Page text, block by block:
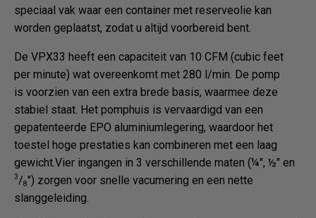
speciaal vak waar een container met reserveolie kan
worden geplaatst, zodat u altijd voorbereid bent.
De VPX33 heeft een capaciteit van 10 CFM (cubic feet
per minute) wat overeenkomt met 280 l/min. De pomp
is voorzien van een extra brede basis, waarmee deze
stabiel staat. Het pomphuis is vervaardigd van een
gepatenteerde EPO aluminiumlegering, waardoor het
toestel hoge prestaties kan combineren met een laag
gewicht.Vier ingangen in 3 verschillende maten (¼", ½" en
3/8") zorgen voor snelle vacumering en een nette
slanggeleiding.